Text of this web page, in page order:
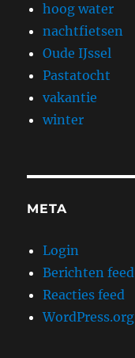
hoog water
nachtfietsen
Oude IJssel
Pastatocht
vakantie
winter
META
Login
Berichten feed
Reacties feed
WordPress.org